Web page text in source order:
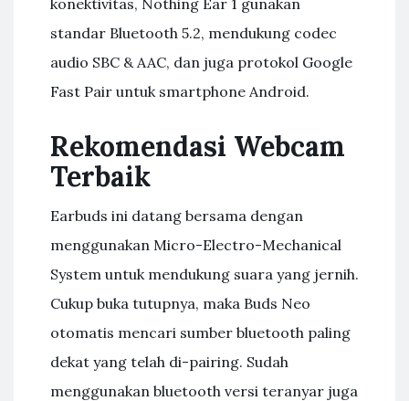
konektivitas, Nothing Ear 1 gunakan
standar Bluetooth 5.2, mendukung codec
audio SBC & AAC, dan juga protokol Google
Fast Pair untuk smartphone Android.
Rekomendasi Webcam
Terbaik
Earbuds ini datang bersama dengan
menggunakan Micro-Electro-Mechanical
System untuk mendukung suara yang jernih.
Cukup buka tutupnya, maka Buds Neo
otomatis mencari sumber bluetooth paling
dekat yang telah di-pairing. Sudah
menggunakan bluetooth versi teranyar juga